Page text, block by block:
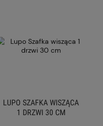
LUPO SZAFKA WISZĄCA
1 DRZWI 30 CM